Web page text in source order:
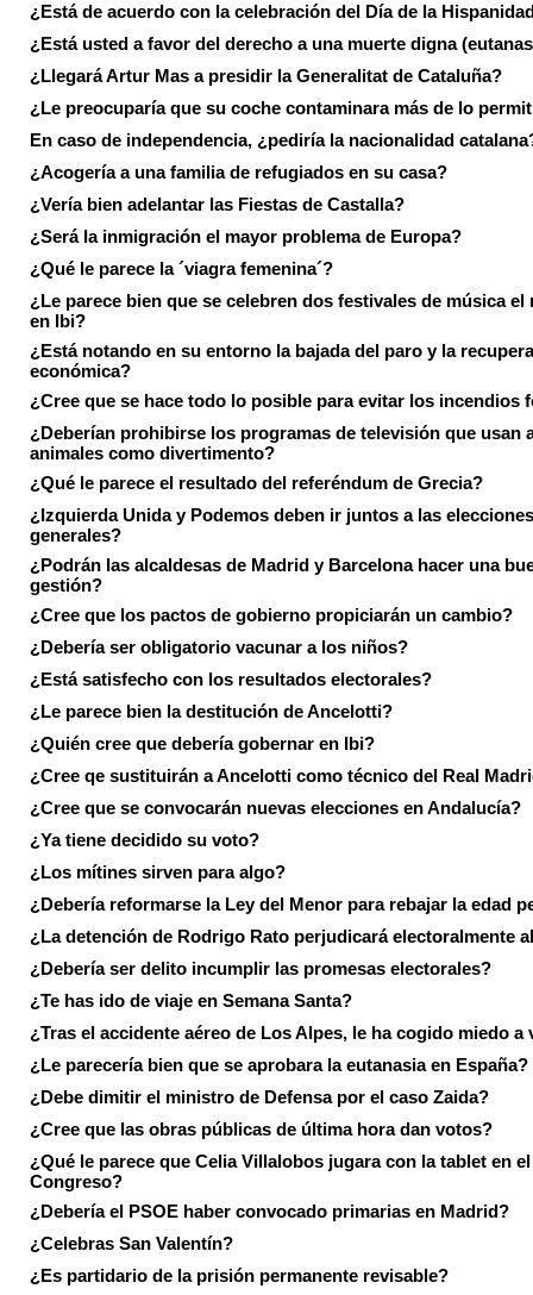
¿Está de acuerdo con la celebración del Día de la
¿Está usted a favor del derecho a una muerte digna
¿Llegará Artur Mas a presidir la Generalitat de Cataluña?
¿Le preocuparía que su coche contaminara más de lo
En caso de independencia, ¿pediría la nacionalidad
¿Acogería a una familia de refugiados en su casa?
¿Vería bien adelantar las Fiestas de Castalla?
¿Será la inmigración el mayor problema de Europa?
¿Qué le parece la ´viagra femenina´?
¿Le parece bien que se celebren dos festivales de música el
en Ibi?
¿Está notando en su entorno la bajada del paro y la
económica?
¿Cree que se hace todo lo posible para evitar los incendios
¿Deberían prohibirse los programas de televisión que usan
animales como divertimento?
¿Qué le parece el resultado del referéndum de Grecia?
¿Izquierda Unida y Podemos deben ir juntos a las elecciones
generales?
¿Podrán las alcaldesas de Madrid y Barcelona hacer una
gestión?
¿Cree que los pactos de gobierno propiciarán un cambio?
¿Debería ser obligatorio vacunar a los niños?
¿Está satisfecho con los resultados electorales?
¿Le parece bien la destitución de Ancelotti?
¿Quién cree que debería gobernar en Ibi?
¿Cree qe sustituirán a Ancelotti como técnico del Real
¿Cree que se convocarán nuevas elecciones en Andalucía?
¿Ya tiene decidido su voto?
¿Los mítines sirven para algo?
¿Debería reformarse la Ley del Menor para rebajar la edad
¿La detención de Rodrigo Rato perjudicará electoralmente
¿Debería ser delito incumplir las promesas electorales?
¿Te has ido de viaje en Semana Santa?
¿Tras el accidente aéreo de Los Alpes, le ha cogido miedo a
¿Le parecería bien que se aprobara la eutanasia en España?
¿Debe dimitir el ministro de Defensa por el caso Zaida?
¿Cree que las obras públicas de última hora dan votos?
¿Qué le parece que Celia Villalobos jugara con la tablet en el
Congreso?
¿Debería el PSOE haber convocado primarias en Madrid?
¿Celebras San Valentín?
¿Es partidario de la prisión permanente revisable?